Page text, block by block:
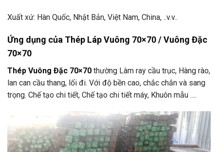
Xuất xứ: Hàn Quốc, Nhật Bản, Việt Nam, China, ..v.v..
Ứng dụng của Thép Láp Vuông 70×70 / Vuông Đặc
70×70
Thép Vuông Đặc 70×70 thường Làm ray cầu trục, Hàng rào,
lan can cầu thang, lối đi. Với độ bền cao, chắc chắn và sang
trọng. Chế tạo chi tiết, Chế tạo chi tiết máy, Khuôn mẫu ….